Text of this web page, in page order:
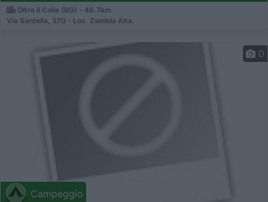
Oltre il Colle (BG) - 46.7km
Via Santella, 370 - Loc. Zambla Alta
Campeggio
0